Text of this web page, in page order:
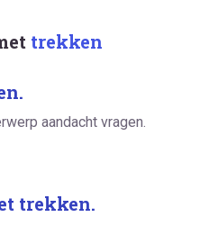
trekken
aandacht vragen.
trekken.